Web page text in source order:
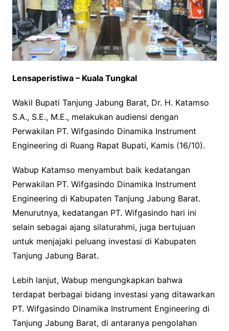
Lensaperistiwa – Kuala Tungkal
Wakil Bupati Tanjung Jabung Barat, Dr. H. Katamso
S.A., S.E., M.E., melakukan audiensi dengan
Perwakilan PT. Wifgasindo Dinamika Instrument
Engineering di Ruang Rapat Bupati, Kamis (16/10).
Wabup Katamso menyambut baik kedatangan
Perwakilan PT. Wifgasindo Dinamika Instrument
Engineering di Kabupaten Tanjung Jabung Barat.
Menurutnya, kedatangan PT. Wifgasindo hari ini
selain sebagai ajang silaturahmi, juga bertujuan
untuk menjajaki peluang investasi di Kabupaten
Tanjung Jabung Barat.
Lebih lanjut, Wabup mengungkapkan bahwa
terdapat berbagai bidang investasi yang ditawarkan
PT. Wifgasindo Dinamika Instrument Engineering di
Tanjung Jabung Barat, di antaranya pengolahan